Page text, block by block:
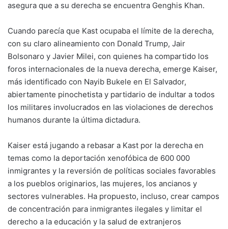
asegura que a su derecha se encuentra Genghis Khan.
Cuando parecía que Kast ocupaba el límite de la derecha,
con su claro alineamiento con Donald Trump, Jair
Bolsonaro y Javier Milei, con quienes ha compartido los
foros internacionales de la nueva derecha, emerge Kaiser,
más identificado con Nayib Bukele en El Salvador,
abiertamente pinochetista y partidario de indultar a todos
los militares involucrados en las violaciones de derechos
humanos durante la última dictadura.
Kaiser está jugando a rebasar a Kast por la derecha en
temas como la deportación xenofóbica de 600 000
inmigrantes y la reversión de políticas sociales favorables
a los pueblos originarios, las mujeres, los ancianos y
sectores vulnerables. Ha propuesto, incluso, crear campos
de concentración para inmigrantes ilegales y limitar el
derecho a la educación y la salud de extranjeros